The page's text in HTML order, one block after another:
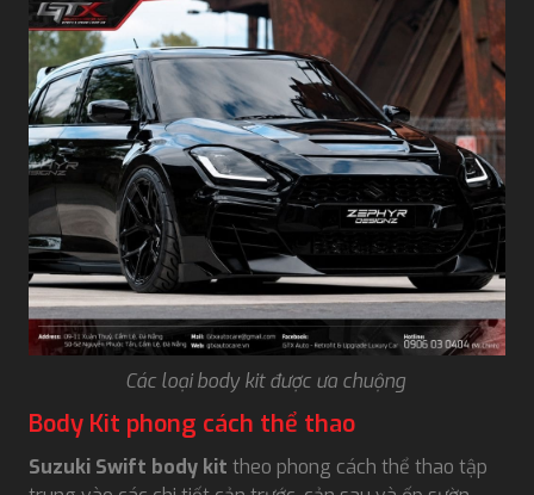
Các loại body kit được ưa chuộng
Body Kit phong cách thể thao
Suzuki Swift body kit theo phong cách thể thao tập